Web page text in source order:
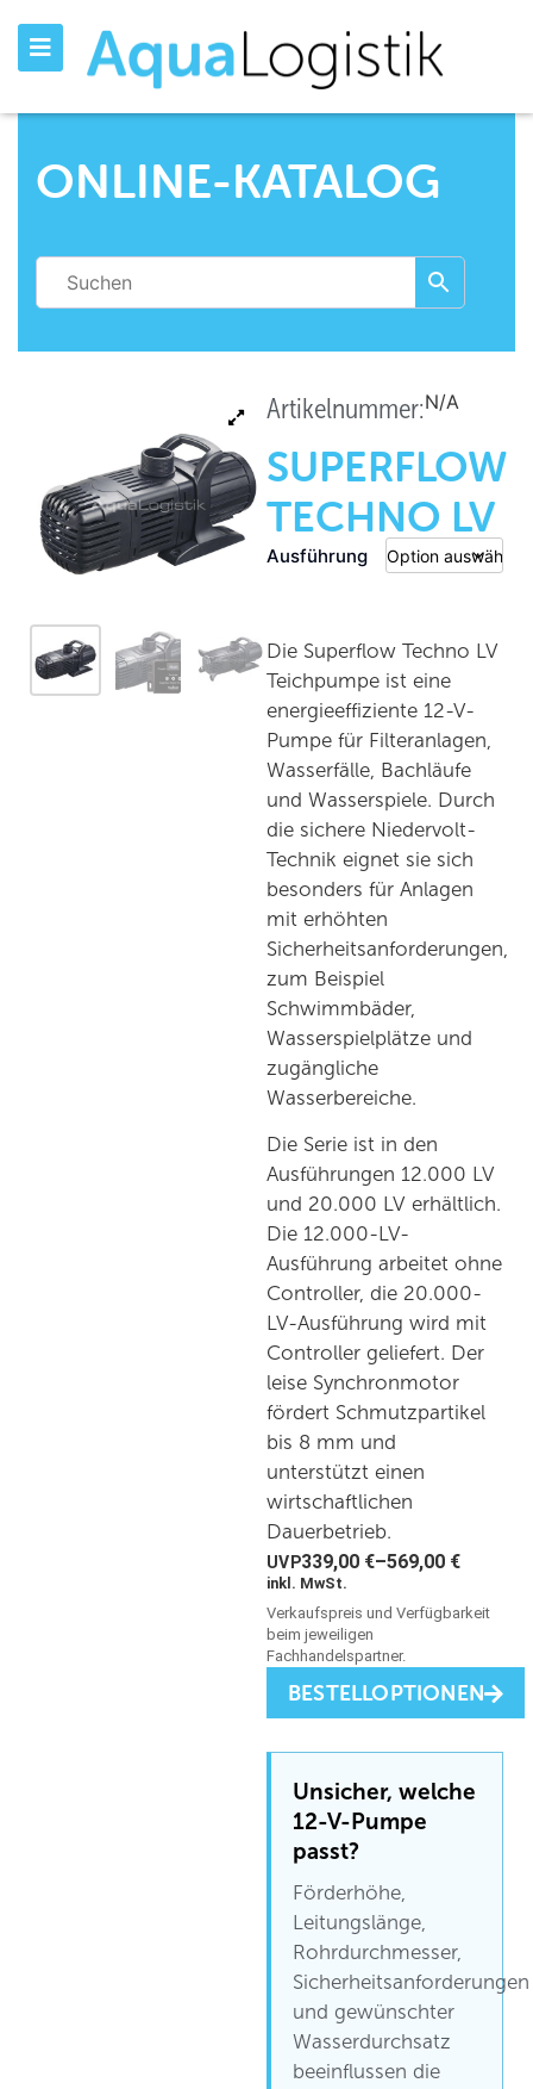
ONLINE-KATALOG
Artikelnummer:N/A
SUPERFLOW
TECHNO LV
Ausführung
Die Superflow Techno LV
Teichpumpe ist eine
energieeffiziente 12-V-
Pumpe für Filteranlagen,
Wasserfälle, Bachläufe
und Wasserspiele. Durch
die sichere Niedervolt-
Technik eignet sie sich
besonders für Anlagen
mit erhöhten
Sicherheitsanforderungen,
zum Beispiel
Schwimmbäder,
Wasserspielplätze und
zugängliche
Wasserbereiche.
Die Serie ist in den
Ausführungen 12.000 LV
und 20.000 LV erhältlich.
Die 12.000-LV-
Ausführung arbeitet ohne
Controller, die 20.000-
LV-Ausführung wird mit
Controller geliefert. Der
leise Synchronmotor
fördert Schmutzpartikel
bis 8 mm und
unterstützt einen
wirtschaftlichen
Dauerbetrieb.
339,00 €–569,00 €
inkl. MwSt.
BESTELLOPTIONEN
Unsicher, welche
12-V-Pumpe
passt?
Förderhöhe,
Leitungslänge,
Rohrdurchmesser,
Sicherheitsanforderungen
und gewünschter
Wasserdurchsatz
beeinflussen die